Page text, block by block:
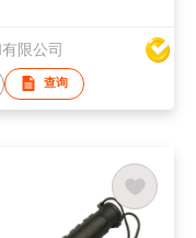
限公司
查询